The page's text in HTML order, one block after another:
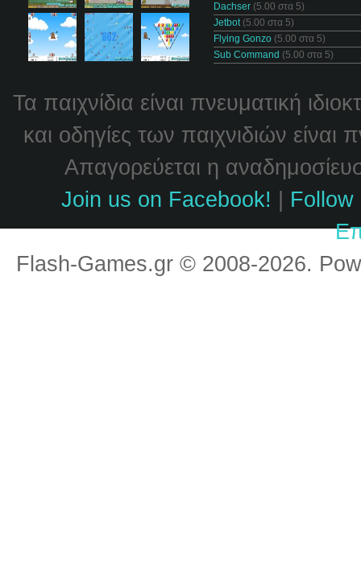
Dachser (5.00 στα 5)
Jetbot(5.00 στα 5)
Flying Gonzo (5.00 στα 5)
Sub Command (5.00 στα 5)
Τα παιχνίδια είναι πνευματική
και οδηγίες των παιχνιδιών
Απαγορεύεται η
Join us on Facebook!
Follow
Flash-Games.gr © 2008-2026.